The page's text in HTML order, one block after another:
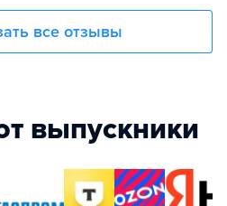
все отзывы
выпускники